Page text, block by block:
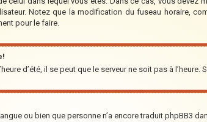
Notez que la modification du fuseau horaire,
pour le faire.
d’été, il se peut que le serveur ne soit pas à l’heure.
ou bien que personne n’a encore traduit phpBB3